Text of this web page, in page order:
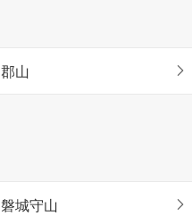
郡山
磐城守山